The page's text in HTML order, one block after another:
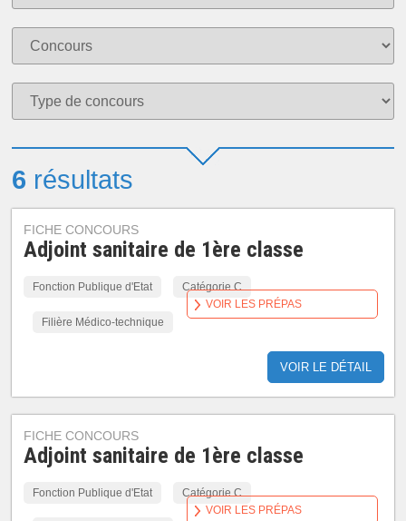
6 résultats
FICHE CONCOURS
Adjoint sanitaire de 1ère classe
Fonction Publique d'Etat Catégorie C
Filière Médico-technique
VOIR LE DÉTAIL
VOIR LES PRÉPAS
FICHE CONCOURS
Adjoint sanitaire de 1ère classe
Fonction Publique d'Etat Catégorie C
VOIR LES PRÉPAS